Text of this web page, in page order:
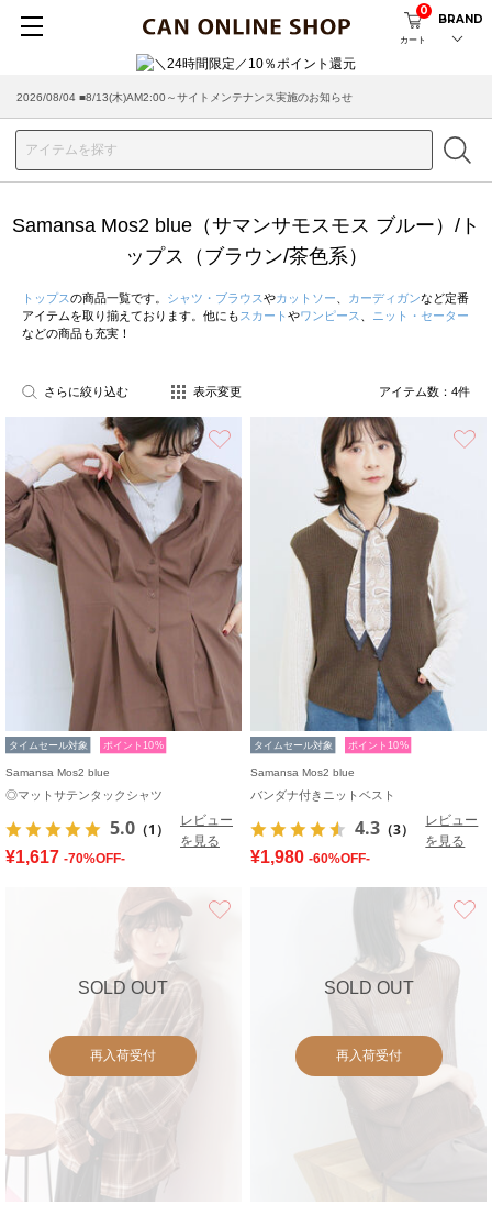
カート
0
BRAND
2026/08/04 ■8/13(木)AM2:00～サイトメンテナンス実施のお知らせ
Samansa Mos2 blue（サマンサモスモス ブルー）/ト
ップス（ブラウン/茶色系）
トップスの商品一覧です。 シャツ・ブラウスやカットソー カーディガンなど定番
アイテムを取り揃えております。他にも スカート やワンピース
ニット・セーター
などの商品も充実！
さらに絞り込む 表示変更 アイテム数： 4件
タイムセール対象 ポイント10%
Samansa Mos2 blue
◎マットサテンタックシャツ
5.0 （1）
レビュー
を見る
¥1,617 -70%OFF-
タイムセール対象 ポイント10%
Samansa Mos2 blue
バンダナ付きニットベスト
4.3 （3）
レビュー
を見る
¥1,980 -60%OFF-
SOLD OUT
再入荷受付
SOLD OUT
再入荷受付